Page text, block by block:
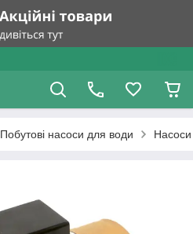
Побутові насоси для води